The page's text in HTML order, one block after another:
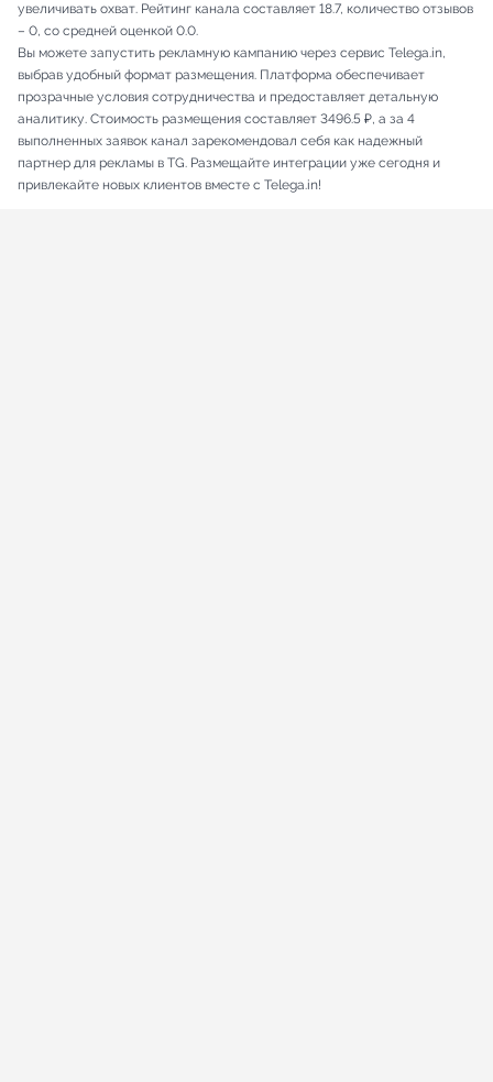
увеличивать охват. Рейтинг канала составляет 18.7, количество отзывов
– 0, со средней оценкой 0.0.
Вы можете запустить рекламную кампанию через сервис Telega.in,
выбрав удобный формат размещения. Платформа обеспечивает
прозрачные условия сотрудничества и предоставляет детальную
аналитику. Стоимость размещения составляет 3496.5 ₽, а за 4
выполненных заявок канал зарекомендовал себя как надежный
партнер для рекламы в TG. Размещайте интеграции уже сегодня и
привлекайте новых клиентов вместе с Telega.in!